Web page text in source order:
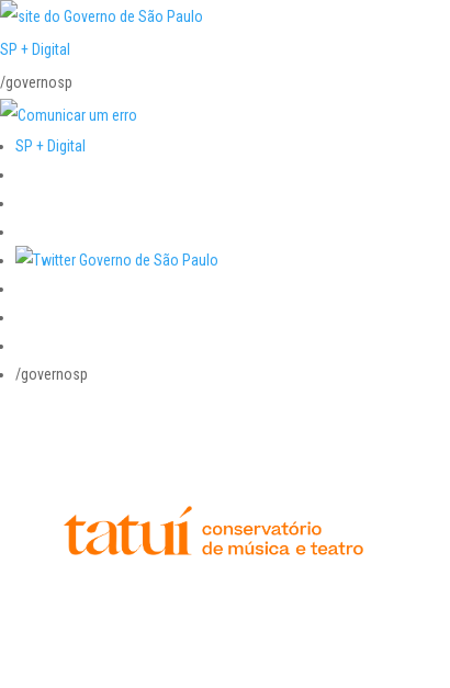
SP + Digital
/governosp
SP + Digital
/governosp